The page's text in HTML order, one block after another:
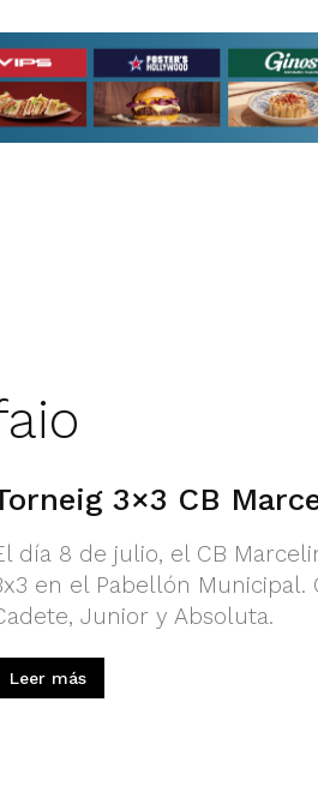
3×3 CB
día 8 de julio, el CB
en el Pabellón Municipal.
Junior y Absoluta.
Leer más